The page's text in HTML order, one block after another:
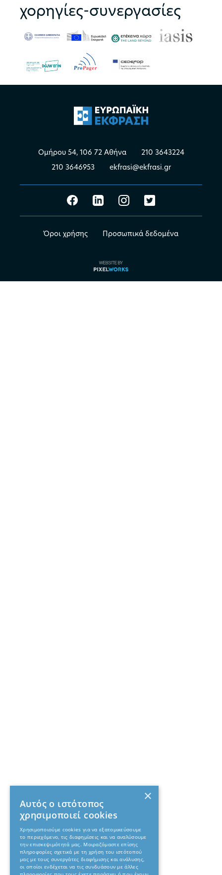
Ομήρου 54, 106 72 Αθήνα
210 3643224
210 3646953
ekfrasi@ekfrasi.gr
Όροι χρήσης Προσωπικά δεδομένα
χορηγίες-συνεργασίες
×
Αυτός ο ιστότοπος
χρησιμοποιεί cookies
Χρησιμοποιούμε cookies για να εξατομικεύσουμε
το περιεχόμενο, τις διαφημίσεις και να αναλύσουμε
την επισκεψιμότητά μας. Μοιραζόμαστε επίσης
πληροφορίες σχετικά με τη χρήση του ιστότοπού
μας με τους συνεργάτες διαφήμισης και ανάλυσης,
οι οποίοι ενδέχεται να τις συνδυάσουν με άλλες